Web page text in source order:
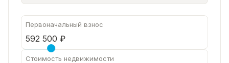
«Майора
Зимина»
Набережная,
Первоначальный взнос
Стоимость недвижимости